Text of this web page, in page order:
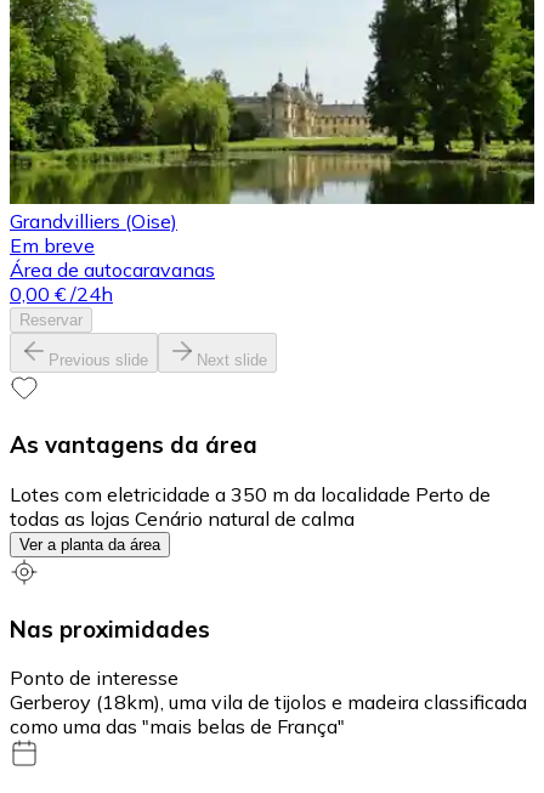
Grandvilliers (Oise)
Em breve
Área de autocaravanas
0,00 € /24h
Reservar
Previous slide Next slide
As vantagens da área
Lotes com eletricidade a 350 m da localidade Perto de
todas as lojas Cenário natural de calma
Ver a planta da área
Nas proximidades
Ponto de interesse
Gerberoy (18km), uma vila de tijolos e madeira classificada
como uma das "mais belas de França"